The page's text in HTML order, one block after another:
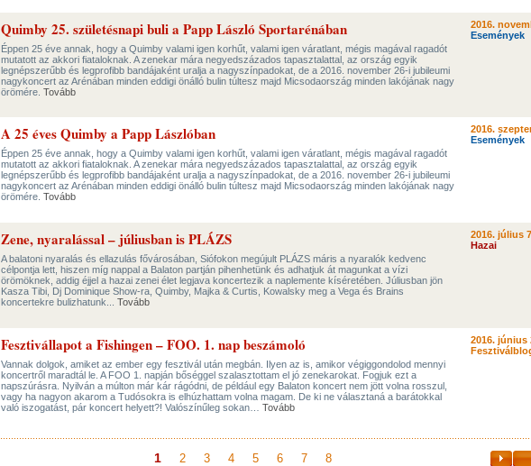
Quimby 25. születésnapi buli a Papp László Sportarénában
Éppen 25 éve annak, hogy a Quimby valami igen korhűt, valami igen váratlant, mégis magával ragadót
mutatott az akkori fiataloknak. A zenekar mára negyedszázados tapasztalattal, az ország egyik
legnépszerűbb és legprofibb bandájaként uralja a nagyszínpadokat, de a 2016. november 26-i jubileumi
nagykoncert az Arénában minden eddigi önálló bulin túltesz majd Micsodaország minden lakójának nagy
örömére. Tovább
2016.
Események
A 25 éves Quimby a Papp Lászlóban
Éppen 25 éve annak, hogy a Quimby valami igen korhűt, valami igen váratlant, mégis magával ragadót
mutatott az akkori fiataloknak. A zenekar mára negyedszázados tapasztalattal, az ország egyik
legnépszerűbb és legprofibb bandájaként uralja a nagyszínpadokat, de a 2016. november 26-i jubileumi
nagykoncert az Arénában minden eddigi önálló bulin túltesz majd Micsodaország minden lakójának nagy
örömére. Tovább
2016.
Események
Zene, nyaralással – júliusban is PLÁZS
A balatoni nyaralás és ellazulás fővárosában, Siófokon megújult PLÁZS máris a nyaralók kedvenc
célpontja lett, hiszen míg nappal a Balaton partján pihenhetünk és adhatjuk át magunkat a vízi
örömöknek, addig éjjel a hazai zenei élet legjava koncertezik a naplemente kíséretében. Júliusban jön
Kasza Tibi, Dj Dominique Show-ra, Quimby, Majka & Curtis, Kowalsky meg a Vega és Brains
koncertekre bulizhatunk... Tovább
2016. július
Hazai
Fesztivállapot a Fishingen – FOO. 1. nap beszámoló
Vannak dolgok, amiket az ember egy fesztivál után megbán. Ilyen az is, amikor végiggondolod mennyi
koncertről maradtál le. A FOO 1. napján bőséggel szalasztottam el jó zenekarokat. Fogjuk ezt a
napszúrásra. Nyilván a múlton már kár rágódni, de például egy Balaton koncert nem jött volna rosszul,
vagy ha nagyon akarom a Tudósokra is elhúzhattam volna magam. De ki ne választaná a barátokkal
való iszogatást, pár koncert helyett?! Valószínűleg sokan… Tovább
2016. június
1 2 3 4 5 6 7 8